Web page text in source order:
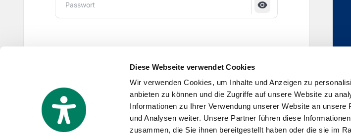
Diese Webseite verwendet Cookies
Wir verwenden Cookies, um Inhalte und Anzeigen zu
anbieten zu können und die Zugriffe auf unsere Website zu
Informationen zu Ihrer Verwendung unserer Website an unsere
und Analysen weiter. Unsere Partner führen diese
zusammen, die Sie ihnen bereitgestellt haben oder die sie im
Passwort anzeigen
Konto erstellen
Mit dem Erstellen eines Kontos stimmen Sie unseren
allgemeinen Geschäftsbedingungen
und unserer
Datenschutzerklärung/verarbeitung
zu.
Haben Sie bereits ein Konto? Hier einloggen